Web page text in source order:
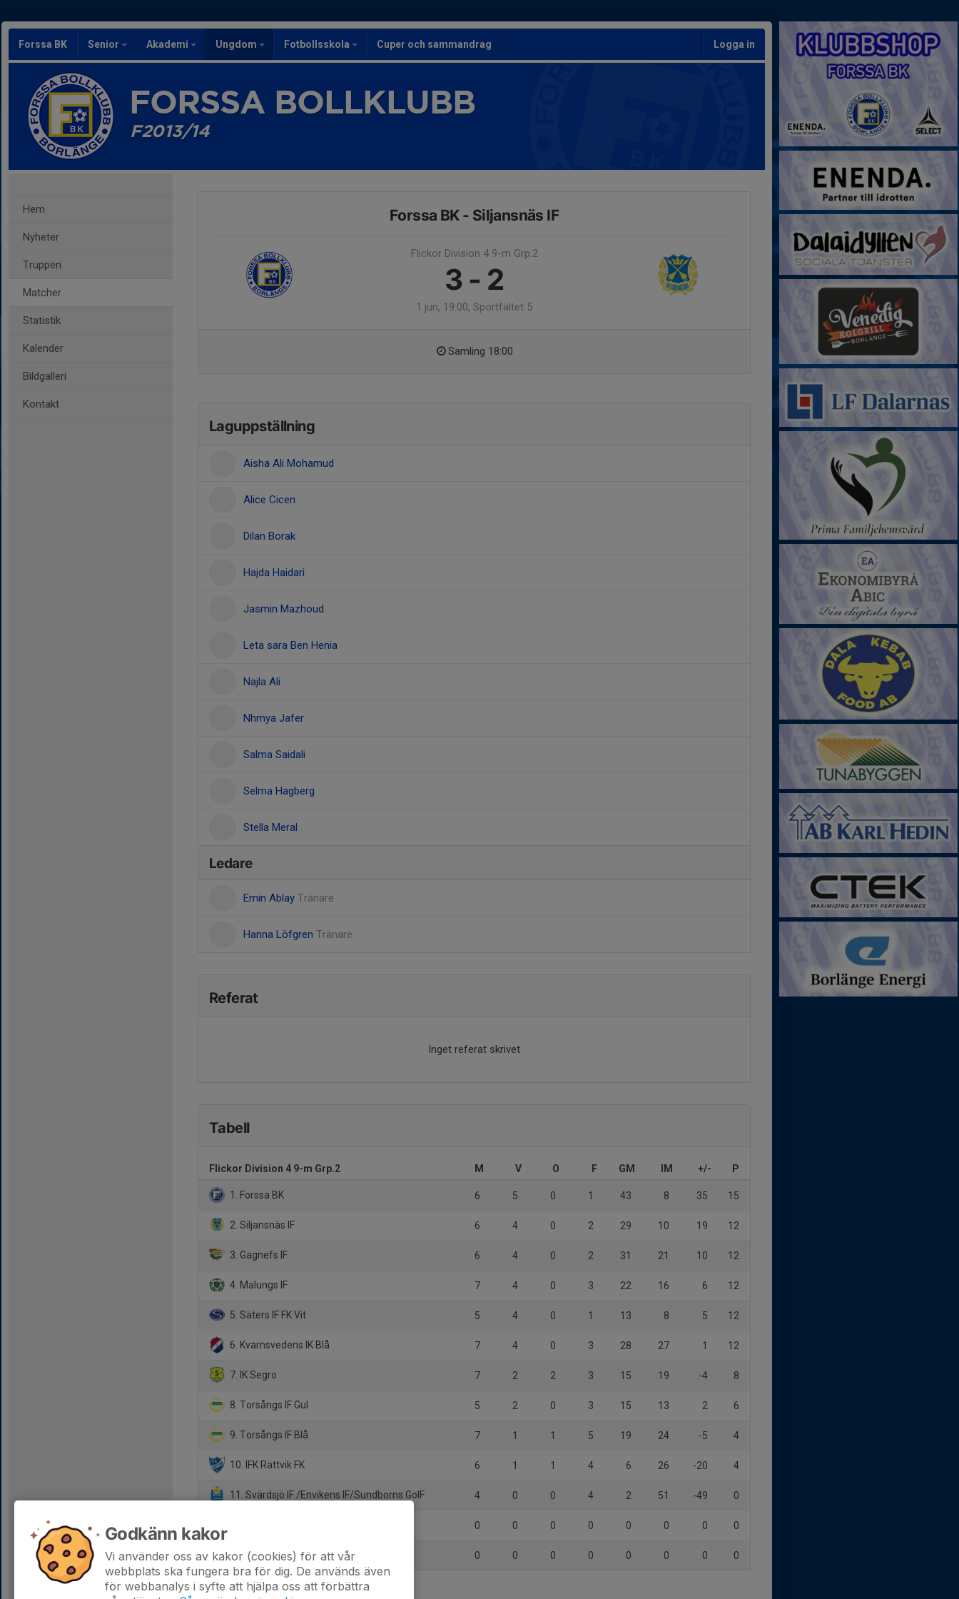
Forssa BK Senior Akademi Ungdom Fotbollsskola Cuper och sammandrag Logga in
FORSSA BOLLKLUBB
F2013/14
Hem
Nyheter
Truppen
Matcher
Statistik
Kalender
Bildgalleri
Kontakt
Forssa BK - Siljansnäs IF
Flickor Division 4 9-m Grp.2
3 - 2
1 jun, 19:00, Sportfältet 5
Samling 18:00
Laguppställning
Aisha Ali Mohamud
Alice Cicen
Dilan Borak
Hajda Haidari
Jasmin Mazhoud
Leta sara Ben Henia
Najla Ali
Nhmya Jafer
Salma Saidali
Selma Hagberg
Stella Meral
Ledare
Emin Ablay Tränare
Hanna Löfgren Tränare
Referat
Inget referat skrivet
Tabell
Flickor Division 4 9-m Grp.2 M V O F GM IM +/- P
1. Forssa BK 6 5 0 1 43 8 35 15
2. Siljansnäs IF 6 4 0 2 29 10 19 12
3. Gagnefs IF 6 4 0 2 31 21 10 12
4. Malungs IF 7 4 0 3 22 16 6 12
5. Säters IF FK Vit 5 4 0 1 13 8 5 12
6. Kvarnsvedens IK Blå 7 4 0 3 28 27 1 12
7. IK Segro 7 2 2 3 15 19 -4 8
8. Torsångs IF Gul 5 2 0 3 15 13 2 6
9. Torsångs IF Blå 7 1 1 5 19 24 -5 4
10. IFK Rättvik FK 6 1 1 4 6 26 -20 4
11. Svärdsjö IF /Envikens IF/Sundborns GoIF 4 0 0 4 2 51 -49 0
0 0 0 0 0 0 0 0
13. Slätta SK Gul 0 0 0 0 0 0 0 0
Godkänn kakor
Vi använder oss av kakor (cookies) för att vår
webbplats ska fungera bra för dig. De används även
för webbanalys i syfte att hjälpa oss att förbättra